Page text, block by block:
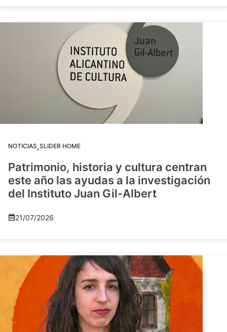
NOTICIAS,SLIDER HOME
Patrimonio, historia y cultura centran
este año las ayudas a la investigación
del Instituto Juan Gil-Albert
21/07/2026